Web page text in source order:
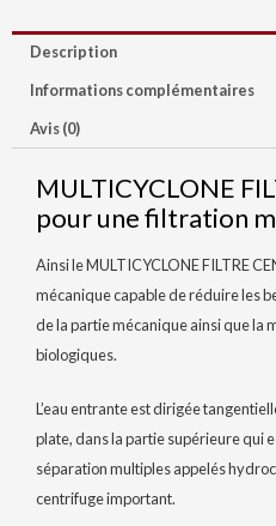
Description
Informations complémentaires
Avis (0)
MULTICYCLONE
pour une filtration
Ainsi le MULTICYCLONE FILTRE
mécanique capable de réduire les
de la partie mécanique ainsi que la
biologiques.
L’eau entrante est dirigée
plate, dans la partie supérieure qui
séparation multiples appelés
centrifuge important.